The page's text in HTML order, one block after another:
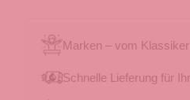
Marken – vom
Schnelle Lieferung für